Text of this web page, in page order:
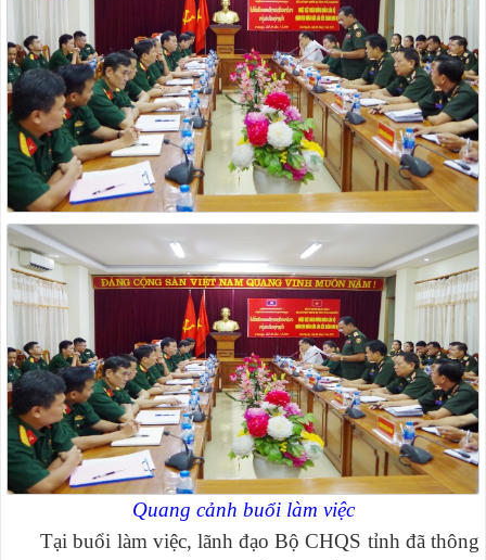
Quang cảnh buổi làm việc
Tại buổi làm việc, lãnh đạo Bộ CHQS tỉnh đã thông